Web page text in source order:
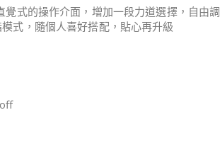
式的操作介面，增加一段力道選擇，自由調
式，隨個人喜好搭配，貼心再升級